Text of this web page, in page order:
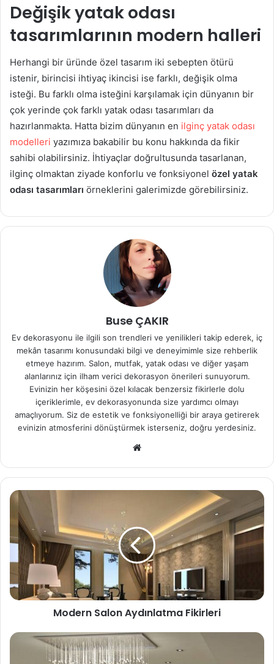
Değişik yatak odası
tasarımlarının modern halleri
Herhangi bir üründe özel tasarım iki sebepten ötürü
istenir, birincisi ihtiyaç ikincisi ise farklı, değişik olma
isteği. Bu farklı olma isteğini karşılamak için dünyanın bir
çok yerinde çok farklı yatak odası tasarımları da
hazırlanmakta. Hatta bizim dünyanın en ilginç yatak odası
modelleri yazımıza bakabilir bu konu hakkında da fikir
sahibi olabilirsiniz. İhtiyaçlar doğrultusunda tasarlanan,
ilginç olmaktan ziyade konforlu ve fonksiyonel özel yatak
odası tasarımları örneklerini galerimizde görebilirsiniz.
Buse ÇAKIR
Ev dekorasyonu ile ilgili son trendleri ve yenilikleri takip ederek, iç
mekân tasarımı konusundaki bilgi ve deneyimimle size rehberlik
etmeye hazırım. Salon, mutfak, yatak odası ve diğer yaşam
alanlarınız için ilham verici dekorasyon önerileri sunuyorum.
Evinizin her köşesini özel kılacak benzersiz fikirlerle dolu
içeriklerimle, ev dekorasyonunda size yardımcı olmayı
amaçlıyorum. Siz de estetik ve fonksiyonelliği bir araya getirerek
evinizin atmosferini dönüştürmek isterseniz, doğru yerdesiniz.
sit
esi
Modern Salon Aydınlatma Fikirleri